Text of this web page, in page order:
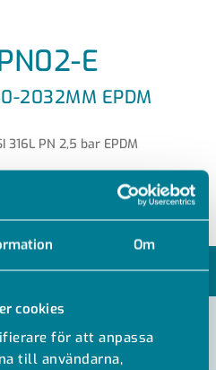
Om
cookies
för att anpassa
till användarna,
E
2032MM EPDM
316L PN 2,5 bar EPDM
MÅTT +